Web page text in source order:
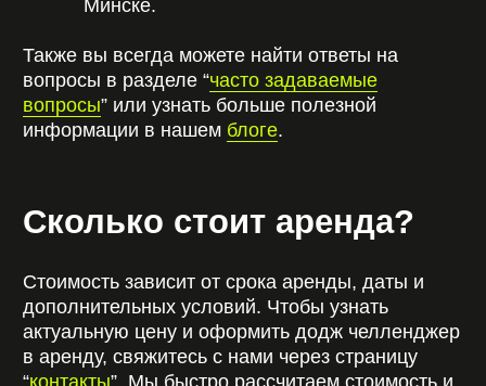
ОСТАВИТЬ ЗАЯВКУ
СМОТРЕТЬ КАТАЛОГ
детали поездки, подскажем оптимальный
Работаем без выходных, 24/7, подстраиваясь
под ваш график.